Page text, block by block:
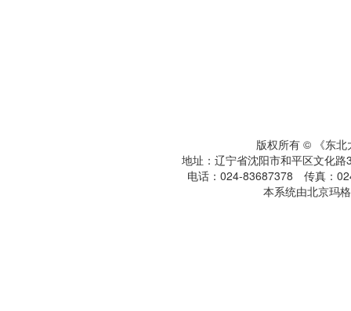
版权所有 © 《东北
地址：辽宁省沈阳市和平区文化
电话：024-83687378 传真：
本系统由北京玛